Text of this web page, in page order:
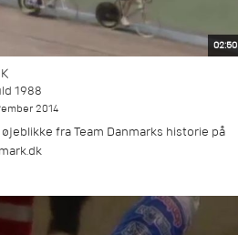
02:50
1988
2014
fra Team Danmarks historie på